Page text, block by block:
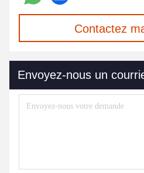
Contactez
Envoyez-nous un